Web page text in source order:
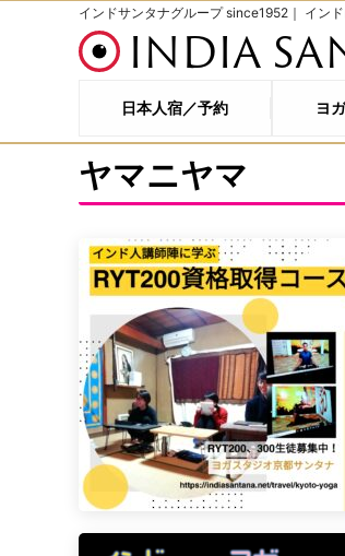
インドサンタナグループ since1952｜ イン
INDIA
日本人宿／予約 ヨガ
ヤマニヤマ